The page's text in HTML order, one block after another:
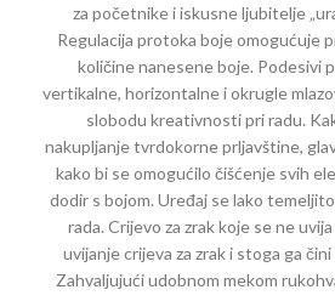
za početnike i iskusne ljubitelje
Regulacija protoka boje omogućuje
količine nanesene boje. Podesivi
vertikalne, horizontalne i okrugle
slobodu kreativnosti pri radu.
nakupljanje tvrdokorne prljavštine,
kako bi se omogućilo čišćenje svih
dodir s bojom. Uređaj se lako
rada. Crijevo za zrak koje se ne
uvijanje crijeva za zrak i stoga ga
Zahvaljujući udobnom mekom